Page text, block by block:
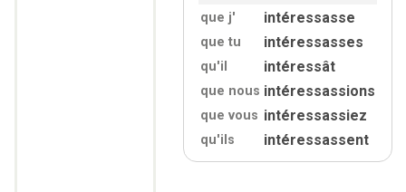
que j' intéressasse
que tu intéressasses
qu'il intéressât
que nous intéressassions
que vous intéressassiez
qu'ils intéressassent